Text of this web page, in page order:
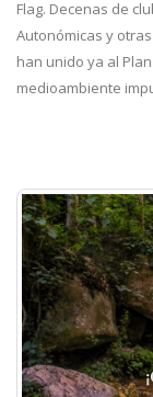
Flag. Decenas de
Autonómicas y
han unido ya al
medioambiente